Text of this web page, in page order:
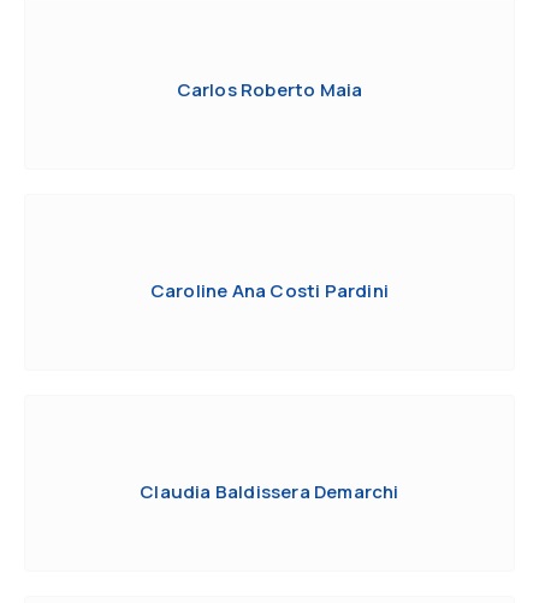
Carlos Roberto Maia
Caroline Ana Costi Pardini
Claudia Baldissera Demarchi